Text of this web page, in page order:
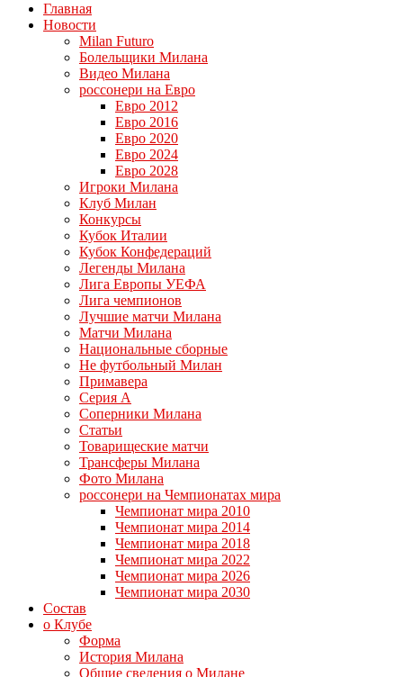
Главная
Новости
Milan Futuro
Болельщики Милана
Видео Милана
россонери на Евро
Евро 2012
Евро 2016
Евро 2020
Евро 2024
Евро 2028
Игроки Милана
Клуб Милан
Конкурсы
Кубок Италии
Кубок Конфедераций
Легенды Милана
Лига Европы УЕФА
Лига чемпионов
Лучшие матчи Милана
Матчи Милана
Национальные сборные
Не футбольный Милан
Примавера
Серия А
Соперники Милана
Статьи
Товарищеские матчи
Трансферы Милана
Фото Милана
россонери на Чемпионатах мира
Чемпионат мира 2010
Чемпионат мира 2014
Чемпионат мира 2018
Чемпионат мира 2022
Чемпионат мира 2026
Чемпионат мира 2030
Состав
о Клубе
Форма
История Милана
Общие сведения о Милане